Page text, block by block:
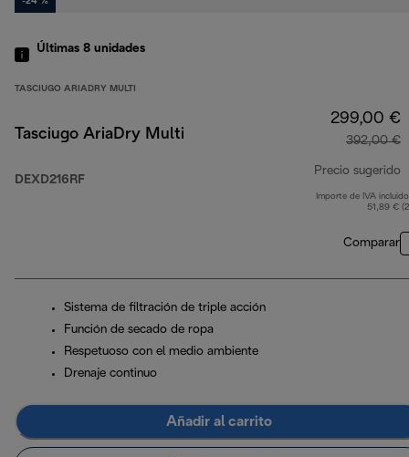
-24 %
Últimas 8 unidades
TASCIUGO ARIADRY MULTI
Tasciugo AriaDry Multi
DEXD216RF
299,00 €
392,00 €
Precio sugerido
Importe de IVA
51,89 €
Comparar
Sistema de filtración de triple acción
Función de secado de ropa
Respetuoso con el medio ambiente
Drenaje continuo
Añadir al carrito